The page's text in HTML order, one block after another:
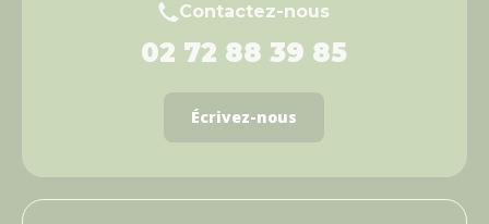
Contactez-nous
02 72 88 39 85
Écrivez-nous